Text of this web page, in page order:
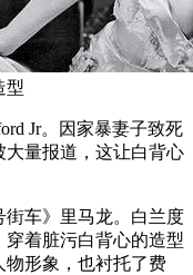
型
Jr。因家暴妻子致死
大量报道，这让白背心
车》里马龙。白兰度
着脏污白背心的造型
物形象，也衬托了费